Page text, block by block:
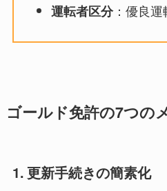
運転者区分：優良運
ゴールド免許の7つの
1. 更新手続きの簡素化